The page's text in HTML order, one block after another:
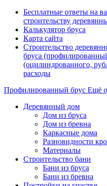
Бесплатные ответы на
строительству
Калькулятор бруса
Карта сайта
Строительство
бруса
(оцилиндрованного,
расходы
Профилированный брус Ещё
Деревянный дом
Дом из бруса
Дом из бревна
Каркасные дома
Разновидности
Материалы
Строительство бани
Бани из бруса
Бани из бревна